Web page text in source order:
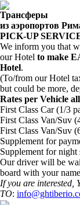
Трансферы
из аэропортов
PICK-UP
We inform you that
our Hotel to make
Hotel.
(To/from our Hotel
but could be more,
Rates per Vehicle
First Class Car (1/3
First Class Van/Suv
First Class Van/Suv
Supplement for
Supplement for
Our driver will be
board with your
If you are interested,
TO: